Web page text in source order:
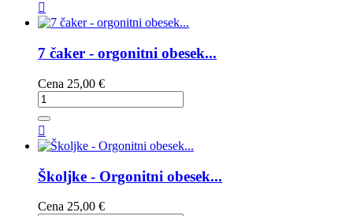

7 čaker - orgonitni obesek...
Cena 25,00 €

Školjke - Orgonitni obesek...
Cena 25,00 €